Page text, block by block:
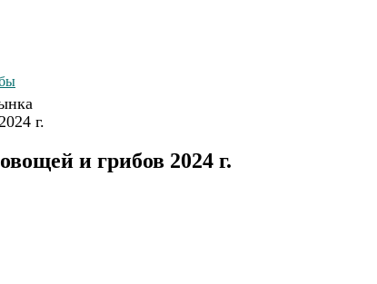
г.
и грибов 2024 г.